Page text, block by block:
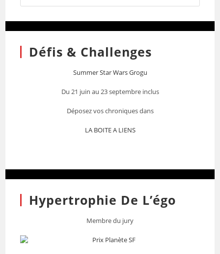
Défis & Challenges
Summer Star Wars Grogu
Du 21 juin au 23 septembre inclus
Déposez vos chroniques dans
LA BOITE A LIENS
Hypertrophie De L’égo
Membre du jury